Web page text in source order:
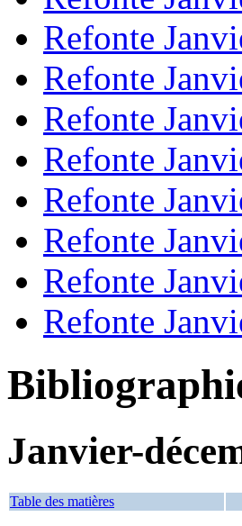
Refonte
Refonte
Refonte
Refonte
Refonte
Refonte
Refonte
Refonte
Janvier-
Table des matières